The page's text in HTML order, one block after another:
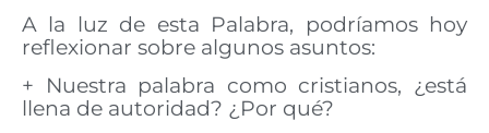
A la luz de esta Palabra, podríamos hoy
reflexionar sobre algunos asuntos:
+ Nuestra palabra como cristianos, ¿está
llena de autoridad? ¿Por qué?